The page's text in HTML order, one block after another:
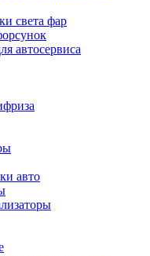
света фар
автосервиса
авто